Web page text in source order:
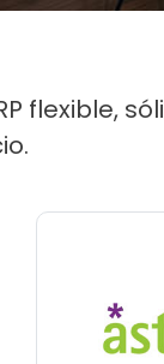
flexible,